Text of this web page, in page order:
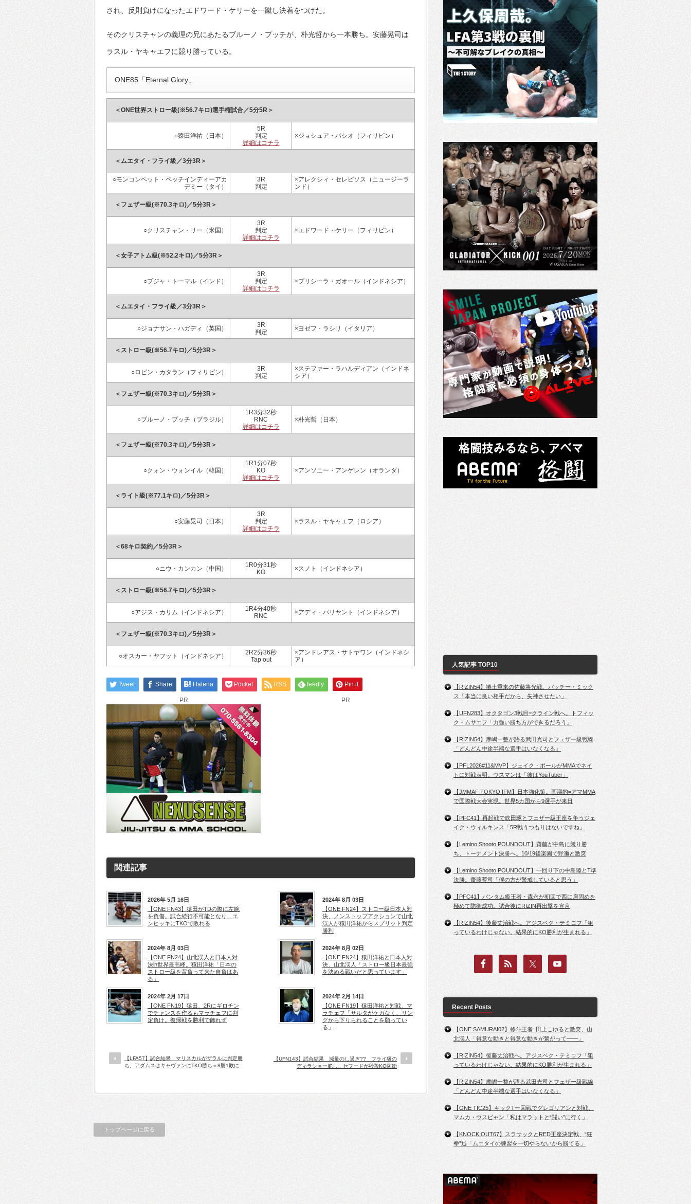
され、反則負けになったエドワード・ケリーを一蹴し決着をつけた。
そのクリスチャンの義理の兄にあたるブルーノ・プッチが、朴光哲から一本勝ち。安藤晃司は
ラスル・ヤキャエフに競り勝っている。
ONE85「Eternal Glory」
＜ONE世界ストロー級(※56.7キロ)選手権試合／5分5R＞
○猿田洋祐（日本）
5R
判定
詳細はコチラ
×ジョシュア・パシオ（フィリピン）
＜ムエタイ・フライ級／3分3R＞
○モンコンペット・ペッチインディーアカ
デミー（タイ）
3R
判定
×アレクシィ・セレピソス（ニュージーラ
ンド）
＜フェザー級(※70.3キロ)／5分3R＞
○クリスチャン・リー（米国）
3R
判定
詳細はコチラ
×エドワード・ケリー（フィリピン）
＜女子アトム級(※52.2キロ)／5分3R＞
○プジャ・トーマル（インド）
3R
判定
詳細はコチラ
×プリシーラ・ガオール（インドネシア）
＜ムエタイ・フライ級／3分3R＞
○ジョナサン・ハガディ（英国）
3R
判定
×ヨゼフ・ラシリ（イタリア）
＜ストロー級(※56.7キロ)／5分3R＞
○ロビン・カタラン（フィリピン）
3R
判定
×ステファー・ラハルディアン（インドネ
シア）
＜フェザー級(※70.3キロ)／5分3R＞
○ブルーノ・プッチ（ブラジル）
1R3分32秒
RNC
詳細はコチラ
×朴光哲（日本）
＜フェザー級(※70.3キロ)／5分3R＞
○クォン・ウォンイル（韓国）
1R1分07秒
KO
詳細はコチラ
×アンソニー・アンゲレン（オランダ）
＜ライト級(※77.1キロ)／5分3R＞
○安藤晃司（日本）
3R
判定
詳細はコチラ
×ラスル・ヤキャエフ（ロシア）
＜68キロ契約／5分3R＞
○ニウ・カンカン（中国）
1R0分31秒
KO
×スノト（インドネシア）
＜ストロー級(※56.7キロ)／5分3R＞
○アジス・カリム（インドネシア）
1R4分40秒
RNC
×アディ・パリヤント（インドネシア）
＜フェザー級(※70.3キロ)／5分3R＞
○オスカー・ヤフット（インドネシア）
2R2分36秒
Tap out
×アンドレアス・サトヤワン（インドネシ
ア）
Tweet Share Hatena Pocket RSS feedly Pin it
PR PR
関連記事
2026年 5月 16日
【ONE FN43】猿田がTDの際に左腕
を負傷。試合続行不可能となり、エ
ンヒッキにTKOで敗れる
2024年 8月 03日
【ONE FN24】ストロー級日本人対
決、ノンストップアクションで山北
渓人が猿田洋祐からスプリット判定
勝利
2024年 8月 03日
【ONE FN24】山北渓人と日本人対
決in世界最高峰。猿田洋祐「日本の
ストロー級を背負って来た自負はあ
る」
2024年 8月 02日
【ONE FN24】猿田洋祐と日本人対
決、山北渓人「ストロー級日本最強
を決める戦いだと思っています」
2024年 2月 17日
【ONE FN19】猿田、2Rにギロチン
でチャンスを作るもマラチェフに判
定負け。復帰戦を勝利で飾れず
2024年 2月 14日
【ONE FN19】猿田洋祐と対戦、マ
ラチェフ「サルタがケガなく、リン
グから下りられることを願ってい
る」
【LFA57】試合結果 マリスカルがザラルに判定勝
ち。アダムスはキャヴァンにTKO勝ち＝8勝1敗に
【UFN143】試合結果 減量のし過ぎ?? フライ級の
ディラショー脆し、セフードが秒殺KO防衛
トップページに戻る
人気記事 TOP10
【RIZIN54】捲土重来の佐藤将光戦、パッチー・ミック
ス「本当に良い相手だから、失神させたい」
【UFN283】オクタゴン3戦目=クライン戦へ。トフィッ
ク・ムサエフ「力強い勝ち方ができるだろう」
【RIZIN54】摩嶋一整が語る武田光司とフェザー級戦線
「どんどん中途半端な選手はいなくなる」
【PFL2026#11&MVP】ジェイク・ポールがMMAでネイ
トに対戦表明。ウスマンは「彼はYouTuber」
【JMMAF TOKYO IFM】日本強化策。画期的=アマMMA
で国際戦大会実現。世界5カ国から9選手が来日
【PFC41】再起戦で吹田琢とフェザー級王座を争うジェ
イク・ウィルキンス「5R戦うつもりはないですね」
【Lemino Shooto POUNDOUT】齋藤が中島に競り勝
ち、トーナメント決勝へ。10/19後楽園で野瀬と激突
【Lemino Shooto POUNDOUT】一回り下の中島陸とT準
決勝。齋藤奨司「僕の方が警戒していると思う」
【PFC41】バンタム級王者・森永が初回で西に肩固めを
極めて防衛成功。試合後にRIZIN再出撃を宣言
【RIZIN54】後藤丈治戦へ。アジスベク・テミロフ「狙
っているわけじゃない。結果的にKO勝利が生まれる」
Recent Posts
【ONE SAMURAI02】修斗王者=田上こゆると激突、山
北渓人「得意な動きと得意な動きが繋がって――」
【RIZIN54】後藤丈治戦へ。アジスベク・テミロフ「狙
っているわけじゃない。結果的にKO勝利が生まれる」
【RIZIN54】摩嶋一整が語る武田光司とフェザー級戦線
「どんどん中途半端な選手はいなくなる」
【ONE TIC25】キックT一回戦でグレゴリアンと対戦、
マムカ・ウスビャン「私はマラットと“闘い”に行く」
【KNOCK OUT67】スラサックとRED王座決定戦、“狂
拳”迅「ムエタイの練習を一切やらないから勝てる」